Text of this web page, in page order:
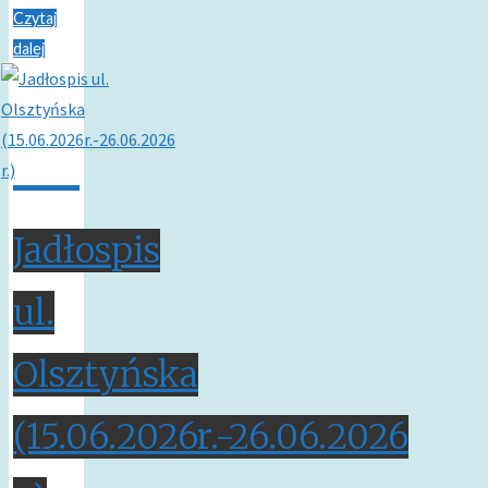
Czytaj
dalej
Jadłospis
ul.
Olsztyńska
(15.06.2026r.-26.06.2026